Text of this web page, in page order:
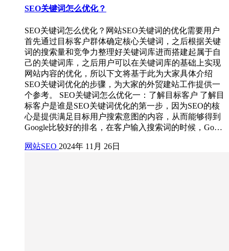
SEO关键词怎么优化？
SEO关键词怎么优化？网站SEO关键词的优化需要用户
首先通过目标客户群体确定核心关键词，之后根据关键
词的搜索量和竞争力整理好关键词库进而搭建起属于自
己的关键词库，之后用户可以在关键词库的基础上实现
网站内容的优化，所以下文将基于此为大家具体介绍
SEO关键词优化的步骤，为大家的外贸建站工作提供一
个参考。 SEO关键词怎么优化一：了解目标客户 了解目
标客户是谁是SEO关键词优化的第一步，因为SEO的核
心是提供满足目标用户搜索意图的内容，从而能够得到
Google比较好的排名，在客户输入搜索词的时候，Go…
网站SEO 2024年 11月 26日